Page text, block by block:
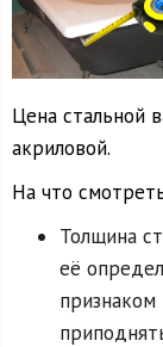
Цена стальной
акриловой.
На что
Толщина
её
признаком